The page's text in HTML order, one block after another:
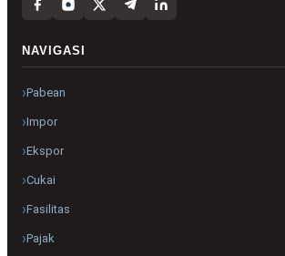
NAVIGASI
Pabean
Impor
Ekspor
Cukai
Fasilitas
Pajak